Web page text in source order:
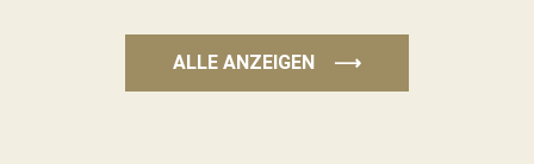
ALLE ANZEIGEN ⟶